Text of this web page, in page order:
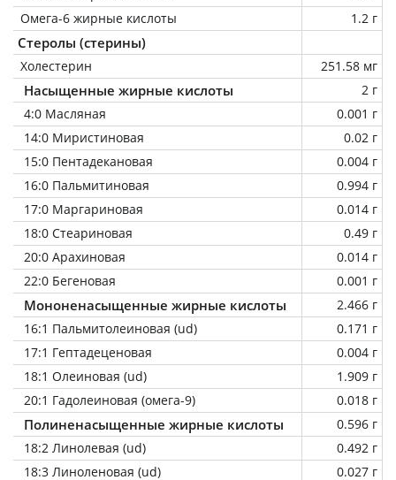
Омега-6 жирные кислоты
1.2 г
Стеролы (стерины)
Холестерин 251.58 мг
Насыщенные жирные кислоты
2 г
4:0 Масляная
0.001 г
14:0 Миристиновая
0.02 г
15:0 Пентадекановая
0.004 г
16:0 Пальмитиновая
0.994 г
17:0 Маргариновая
0.014 г
18:0 Стеариновая
0.49 г
20:0 Арахиновая
0.014 г
22:0 Бегеновая
0.001 г
Мононенасыщенные жирные кислоты
2.466 г
16:1 Пальмитолеиновая (ud)
0.171 г
17:1 Гептадеценовая
0.004 г
18:1 Олеиновая (ud)
1.909 г
20:1 Гадолеиновая (омега-9)
0.018 г
Полиненасыщенные жирные кислоты
0.596 г
18:2 Линолевая (ud)
0.492 г
18:3 Линоленовая (ud)
0.027 г